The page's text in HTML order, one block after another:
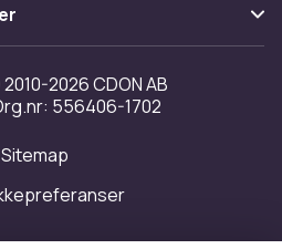
2026 CDON AB
556406-1702
Sitemap